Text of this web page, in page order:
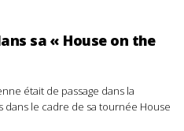
sa « House on the
était de passage dans la
dans le cadre de sa tournée House